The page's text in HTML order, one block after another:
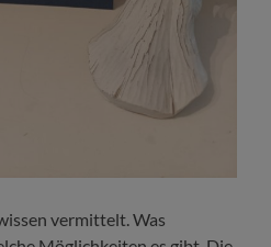
vermittelt. Was